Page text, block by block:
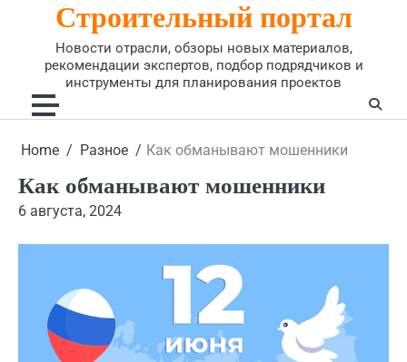
Строительный портал
Новости отрасли, обзоры новых материалов,
рекомендации экспертов, подбор подрядчиков и
инструменты для планирования проектов
Home Разное Как обманывают мошенники
Как обманывают мошенники
6 августа, 2024